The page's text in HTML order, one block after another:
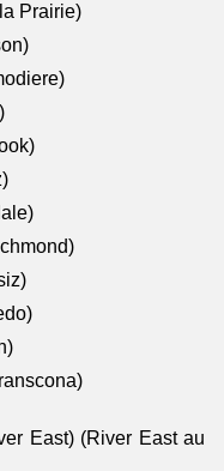
Prairie)
East) (River East au